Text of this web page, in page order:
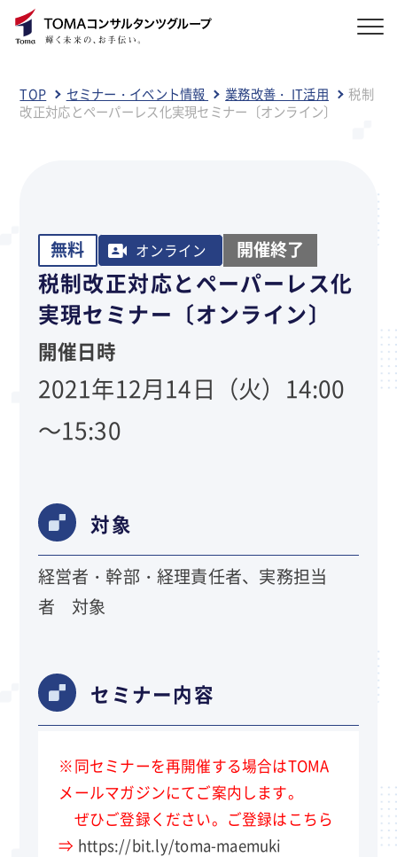
TOP セミナー・イベント情報 業務改善・ IT活用
税制
改正対応とペーパーレス化実現セミナー〔オンライン〕
無料 オンライン 開催終了
税制改正対応とペーパーレス化
実現セミナー〔オンライン〕
開催日時
2021年12月14日（火）14:00
～15:30
対象
経営者・幹部・経理責任者、実務担当
者 対象
セミナー内容
※同セミナーを再開催する場合はTOMA
メールマガジンにてご案内します。
ぜひご登録ください。ご登録はこちら
⇒ https://bit.ly/toma-maemuki